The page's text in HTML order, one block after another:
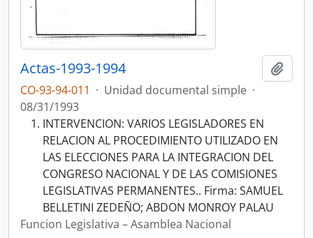
Actas-1993-1994
CO-93-94-011 · Unidad documental simple ·
08/31/1993
INTERVENCION: VARIOS LEGISLADORES EN
RELACION AL PROCEDIMIENTO UTILIZADO EN
LAS ELECCIONES PARA LA INTEGRACION DEL
CONGRESO NACIONAL Y DE LAS COMISIONES
LEGISLATIVAS PERMANENTES.. Firma: SAMUEL
BELLETINI ZEDEÑO; ABDON MONROY PALAU
Funcion Legislativa – Asamblea Nacional